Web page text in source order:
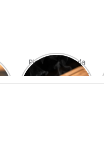
Picanha Grelhada
com Chimichurri